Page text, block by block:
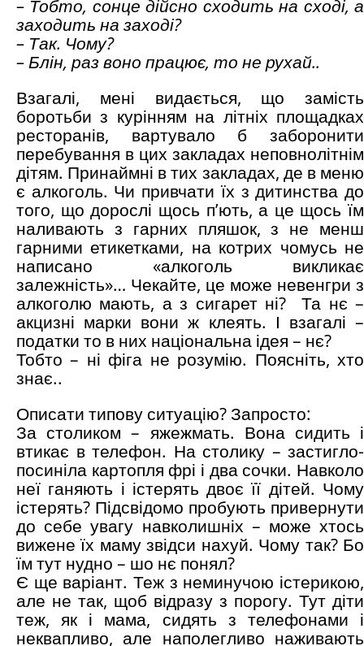
– Тобто, сонце дійсно сходить на сході, а
заходить на заході?
– Так. Чому?
– Блін, раз воно працює, то не рухай..
Взагалі, мені видається, що замість
боротьби з курінням на літніх площадках
ресторанів, вартувало б заборонити
перебування в цих закладах неповнолітнім
дітям. Принаймні в тих закладах, де в меню
є алкоголь. Чи привчати їх з дитинства до
того, що дорослі щось п’ють, а це щось їм
наливають з гарних пляшок, з не менш
гарними етикетками, на котрих чомусь не
написано «алкоголь викликає
залежність»… Чекайте, це може невенгри з
алкоголю мають, а з сигарет ні? Та нє –
акцизні марки вони ж клеять. І взагалі –
податки то в них національна ідея – нє?
Тобто – ні фіга не розумію. Поясніть, хто
знає..
Описати типову ситуацію? Запросто:
За столиком – яжежмать. Вона сидить і
втикає в телефон. На столику – застигло-
посиніла картопля фрі і два сочки. Навколо
неї ганяють і істерять двоє її дітей. Чому
істерять? Підсвідомо пробують привернути
до себе увагу навколишніх – може хтось
вижене їх маму звідси нахуй. Чому так? Бо
їм тут нудно – шо нє понял?
Є ще варіант. Теж з неминучою істерикою,
але не так, щоб відразу з порогу. Тут діти
теж, як і мама, сидять з телефонами і
неквапливо, але наполегливо наживають